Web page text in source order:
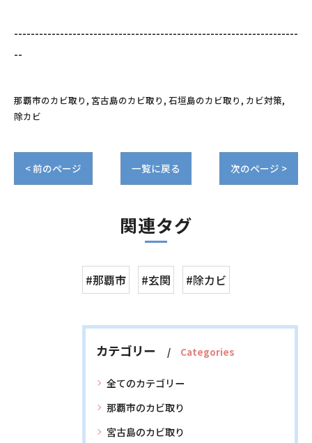
--------------------------------------------------------------------
--
那覇市のカビ取り 宮古島のカビ取り 石垣島のカビ取り カビ対策
除カビ
< 前のページ 一覧に戻る 次のページ >
関連タグ
#那覇市 #玄関 #除カビ
カテゴリー Categories
全てのカテゴリー
那覇市のカビ取り
宮古島のカビ取り